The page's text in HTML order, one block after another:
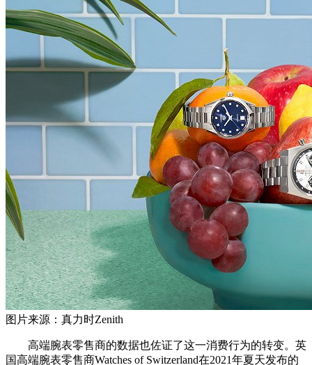
图片来源：真力时Zenith
高端腕表零售商的数据也佐证了这一消费行为的转变。英
国高端腕表零售商Watches of Switzerland在2021年夏天发布的